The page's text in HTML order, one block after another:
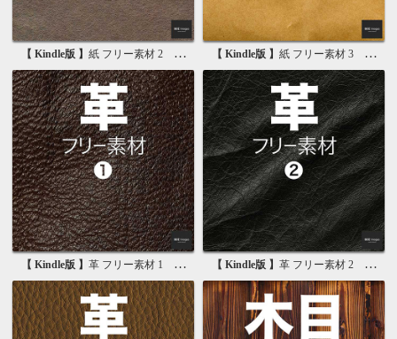
【 Kindle版 】 紙 フリー素材 2 無料で使える画像素材集 【 Kindle版 】 紙 フリー素材 3 無料で使える背景素材集
【 Kindle版 】 革 フリー素材 1 無料で使える写真素材集 【 Kindle版 】 革 フリー素材 2 無料で使える画像素材集